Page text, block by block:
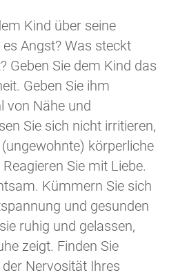
Kind über seine
Angst? Was steckt
Geben Sie dem Kind das
Geben Sie ihm
von Nähe und
Sie sich nicht irritieren,
körperliche
Sie mit Liebe.
Kümmern Sie sich
und gesunden
ruhig und gelassen,
zeigt. Finden Sie
Nervosität Ihres